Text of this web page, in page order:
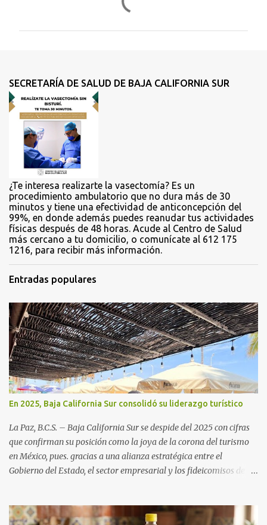
t
r
o
SECRETARÍA DE SALUD DE BAJA CALIFORNIA SUR
¿Te interesa realizarte la vasectomía? Es un
procedimiento ambulatorio que no dura más de 30
minutos y tiene una efectividad de anticoncepción del
99%, en donde además puedes reanudar tus actividades
físicas después de 48 horas. Acude al Centro de Salud
más cercano a tu domicilio, o comunícate al 612 175
1216, para recibir más información.
Entradas populares
En 2025, Baja California Sur consolidó su liderazgo turístico
La Paz, B.C.S. – Baja California Sur se despide del 2025 con cifras
que confirman su posición como la joya de la corona del turismo
en México, pues. gracias a una alianza estratégica entre el
Gobierno del Estado, el sector empresarial y los fideicomisos de
una derrama económica sin precedentes. Las proyecciones para